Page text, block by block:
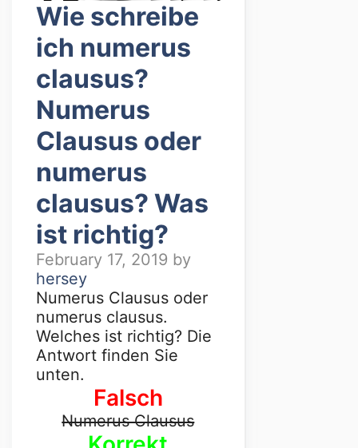
Wie schreibe
ich numerus
clausus?
Numerus
Clausus oder
numerus
clausus? Was
ist richtig?
February 17, 2019 by
hersey
Numerus Clausus oder
numerus clausus.
Welches ist richtig? Die
Antwort finden Sie
unten.
Falsch
Numerus Clausus